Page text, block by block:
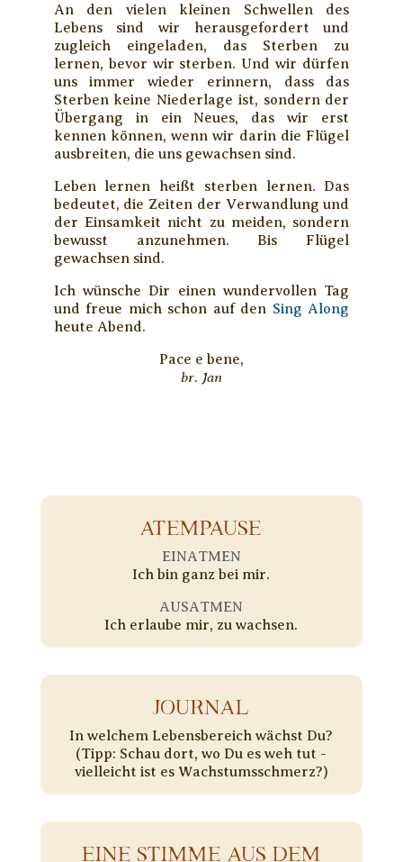
An den vielen kleinen Schwellen des
Lebens sind wir herausgefordert und
zugleich eingeladen, das Sterben zu
lernen, bevor wir sterben. Und wir dürfen
uns immer wieder erinnern, dass das
Sterben keine Niederlage ist, sondern der
Übergang in ein Neues, das wir erst
kennen können, wenn wir darin die Flügel
ausbreiten, die uns gewachsen sind.
Leben lernen heißt sterben lernen. Das
bedeutet, die Zeiten der Verwandlung und
der Einsamkeit nicht zu meiden, sondern
bewusst anzunehmen. Bis Flügel
gewachsen sind.
Ich wünsche Dir einen wundervollen Tag
und freue mich schon auf den Sing Along
heute Abend.
Pace e bene,
br. Jan
ATEMPAUSE
EINATMEN
Ich bin ganz bei mir.
AUSATMEN
Ich erlaube mir, zu wachsen.
JOURNAL
In welchem Lebensbereich wächst Du?
(Tipp: Schau dort, wo Du es weh tut -
vielleicht ist es Wachstumsschmerz?)
EINE STIMME AUS DEM